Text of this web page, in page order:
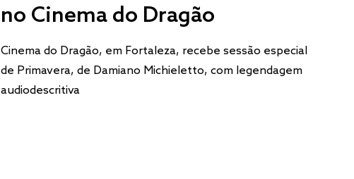
no Cinema do Dragão
Cinema do Dragão, em Fortaleza, recebe sessão especial
de Primavera, de Damiano Michieletto, com legendagem
audiodescritiva